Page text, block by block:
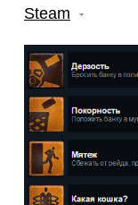
Steam